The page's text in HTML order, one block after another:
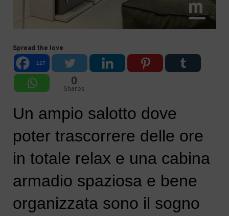
Spread the love
127
0
Shares
Un ampio salotto dove
poter trascorrere delle ore
in totale relax e una cabina
armadio spaziosa e bene
organizzata sono il sogno